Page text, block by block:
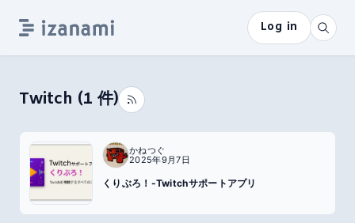
Log in
Twitch (1 件)
かねつぐ
2025年9月7日
くりぶろ！-Twitchサポートアプリ